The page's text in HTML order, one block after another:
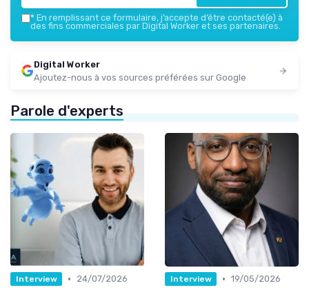
* En remplissant ce formulaire, j’accepte d’être contacté(e) à
des fins commerciales par Digital Worker et ses partenaires.
Digital Worker
Ajoutez-nous à vos sources préférées sur Google
Parole d'experts
Interview •
24/07/2026
Interview • 19/05/2026